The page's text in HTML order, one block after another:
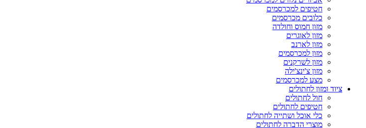
חטיפים למכרסמים
כלובים מכרסמים
מזון חמוס וחולדה
מזון לאוגרים
מזון לארנב
מזון למכרסמים
מזון לשרקנים
מזון צ'ינצ'ילה
מצע למכרסמים
ציוד ומזון לחתולים
חול לחתולים
חטיפים לחתולים
כלי אוכל ושתייה לחתולים
מוצרי הדברה לחתולים